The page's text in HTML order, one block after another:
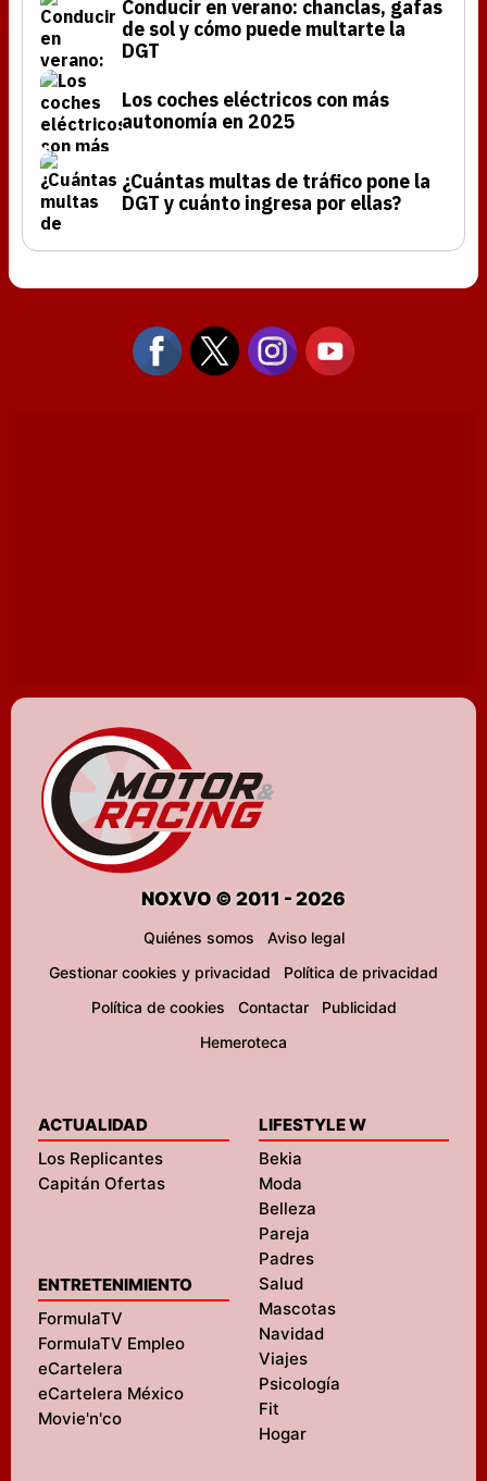
Conducir en verano: chanclas, gafas
de sol y cómo puede multarte la
DGT
Los coches eléctricos con más
autonomía en 2025
¿Cuántas multas de tráfico pone la
DGT y cuánto ingresa por ellas?
NOXVO © 2011 - 2026
Quiénes somos
Aviso legal
Gestionar cookies y privacidad
Política de privacidad
Política de cookies
Contactar
Publicidad
Hemeroteca
ACTUALIDAD
Los Replicantes
Capitán Ofertas
ENTRETENIMIENTO
FormulaTV
FormulaTV Empleo
eCartelera
eCartelera México
Movie'n'co
LIFESTYLE W
Bekia
Moda
Belleza
Pareja
Padres
Salud
Mascotas
Navidad
Viajes
Psicología
Fit
Hogar